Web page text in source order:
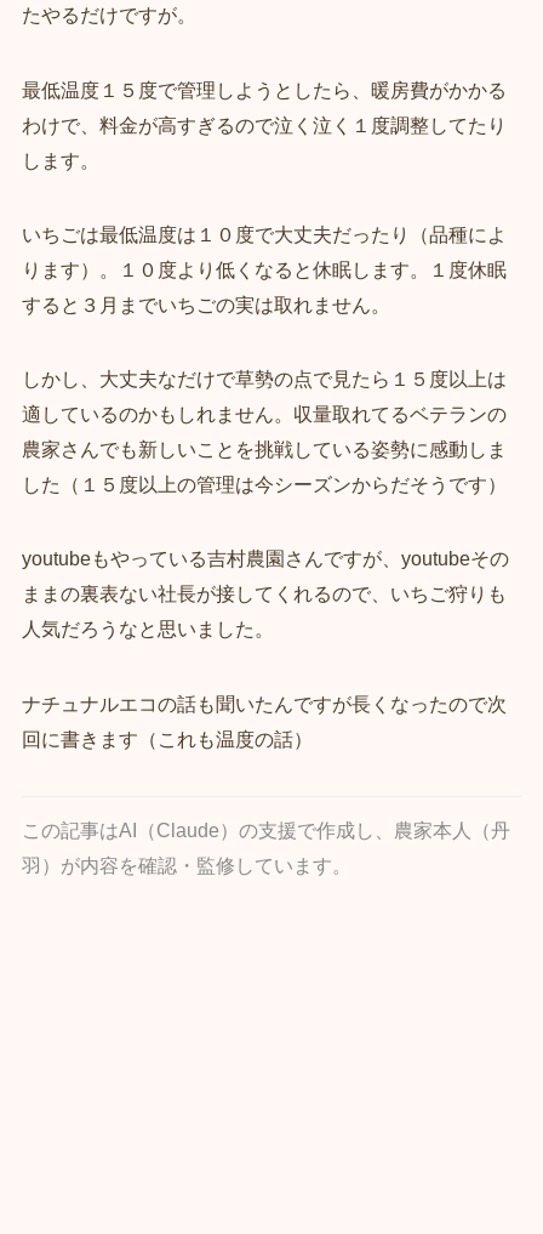
たやるだけですが。
最低温度１５度で管理しようとしたら、暖房費がかかる
わけで、料金が高すぎるので泣く泣く１度調整してたり
します。
いちごは最低温度は１０度で大丈夫だったり（品種によ
ります）。１０度より低くなると休眠します。１度休眠
すると３月までいちごの実は取れません。
しかし、大丈夫なだけで草勢の点で見たら１５度以上は
適しているのかもしれません。収量取れてるベテランの
農家さんでも新しいことを挑戦している姿勢に感動しま
した（１５度以上の管理は今シーズンからだそうです）
youtubeもやっている吉村農園さんですが、youtubeその
ままの裏表ない社長が接してくれるので、いちご狩りも
人気だろうなと思いました。
ナチュナルエコの話も聞いたんですが長くなったので次
回に書きます（これも温度の話）
この記事はAI（Claude）の支援で作成し、農家本人（丹
羽）が内容を確認・監修しています。